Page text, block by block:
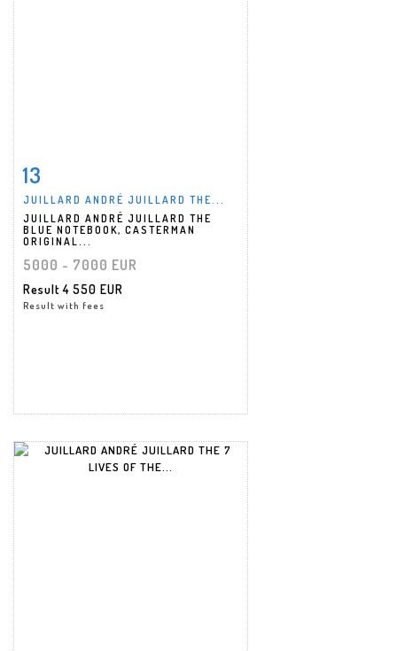
13
JUILLARD ANDRÉ JUILLARD THE...
JUILLARD ANDRÉ JUILLARD THE
BLUE NOTEBOOK, CASTERMAN
ORIGINAL...
5000 - 7000 EUR
Result4 550 EUR
Result with fees